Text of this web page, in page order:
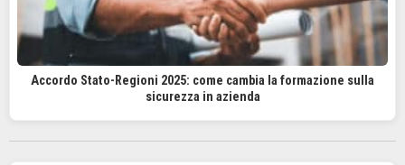
Accordo Stato-Regioni 2025: come cambia la formazione sulla
sicurezza in azienda